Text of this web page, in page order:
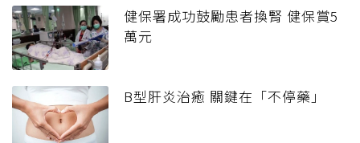
健保署成功鼓勵患者換腎 健保賞5
萬元
B型肝炎治癒 關鍵在「不停藥」